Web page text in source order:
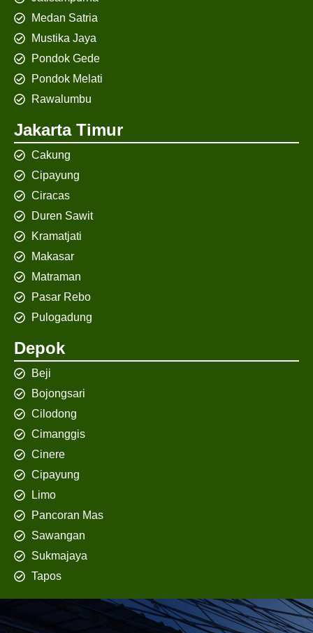
Medan Satria
Mustika Jaya
Pondok Gede
Pondok Melati
Rawalumbu
Jakarta Timur
Cakung
Cipayung
Ciracas
Duren Sawit
Kramatjati
Makasar
Matraman
Pasar Rebo
Pulogadung
Depok
Beji
Bojongsari
Cilodong
Cimanggis
Cinere
Cipayung
Limo
Pancoran Mas
Sawangan
Sukmajaya
Tapos